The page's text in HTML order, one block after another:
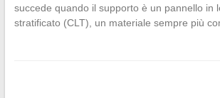
succede quando il supporto è un pannello in
stratificato (CLT), un materiale sempre più